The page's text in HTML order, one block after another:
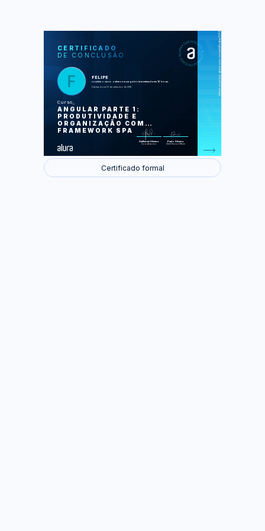
CERTIFICADO
DE CONCLUSÃO
FELIPE
concluiu o curso online com carga horária estimada em 16 horas.
Finalizado em 10 de setembro de 2018
Curso
ANGULAR PARTE 1:
PRODUTIVIDADE E
ORGANIZAÇÃO COM
FRAMEWORK SPA
Guilherme Silveira
Coordenador
Paulo Silveira
Chief Vision Officer
https://cursos.alura.com.br/certificate/13f316a1-d82f-4305-932a-0ba73ba7ef10
LAS
Bem começado, metade feito
Criando o primeiro componente
Novo componente, novos conceitos
Certificado formal